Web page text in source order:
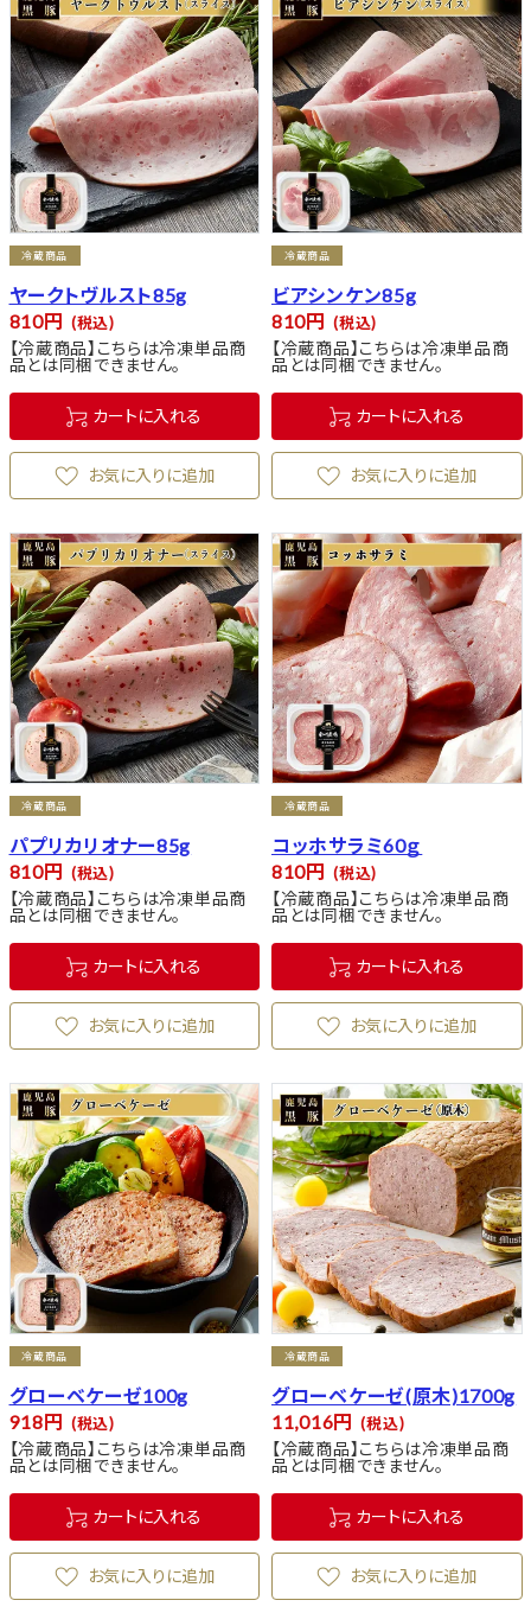
冷蔵商品
ヤークトヴルスト85g
810 税込
【冷蔵商品】こちらは冷凍単品商
品とは同梱できません。
カートに入れる
お気に入りに追加
冷蔵商品
ビアシンケン85g
810 税込
【冷蔵商品】こちらは冷凍単品商
品とは同梱できません。
カートに入れる
お気に入りに追加
冷蔵商品
パプリカリオナー85g
810 税込
【冷蔵商品】こちらは冷凍単品商
品とは同梱できません。
カートに入れる
お気に入りに追加
冷蔵商品
コッホサラミ60ｇ
810 税込
【冷蔵商品】こちらは冷凍単品商
品とは同梱できません。
カートに入れる
お気に入りに追加
冷蔵商品
グローベケーゼ100g
918 税込
【冷蔵商品】こちらは冷凍単品商
品とは同梱できません。
カートに入れる
お気に入りに追加
冷蔵商品
グローベケーゼ(原木)1700g
11,016 税込
【冷蔵商品】こちらは冷凍単品商
品とは同梱できません。
カートに入れる
お気に入りに追加